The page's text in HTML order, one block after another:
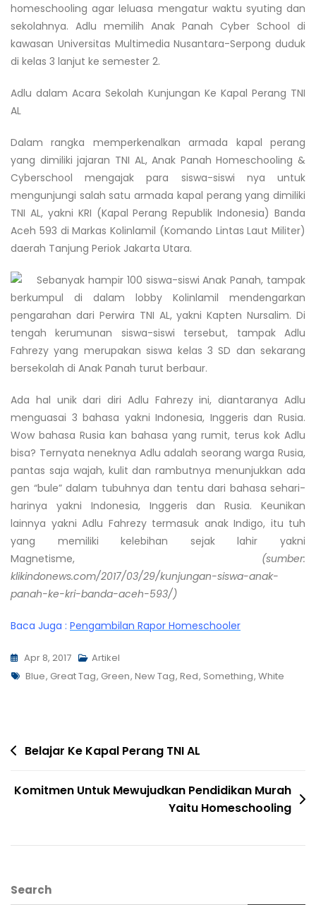
homeschooling agar leluasa mengatur waktu syuting dan
sekolahnya. Adlu memilih Anak Panah Cyber School di
kawasan Universitas Multimedia Nusantara-Serpong duduk
di kelas 3 lanjut ke semester 2.
Adlu dalam Acara Sekolah Kunjungan Ke Kapal Perang TNI
AL
Dalam rangka memperkenalkan armada kapal perang
yang dimiliki jajaran TNI AL, Anak Panah Homeschooling &
Cyberschool mengajak para siswa-siswi nya untuk
mengunjungi salah satu armada kapal perang yang dimiliki
TNI AL, yakni KRI (Kapal Perang Republik Indonesia) Banda
Aceh 593 di Markas Kolinlamil (Komando Lintas Laut Militer)
daerah Tanjung Periok Jakarta Utara.
Sebanyak hampir 100 siswa-siswi Anak Panah, tampak
berkumpul di dalam lobby Kolinlamil mendengarkan
pengarahan dari Perwira TNI AL, yakni Kapten Nursalim. Di
tengah kerumunan siswa-siswi tersebut, tampak Adlu
Fahrezy yang merupakan siswa kelas 3 SD dan sekarang
bersekolah di Anak Panah turut berbaur.
Ada hal unik dari diri Adlu Fahrezy ini, diantaranya Adlu
menguasai 3 bahasa yakni Indonesia, Inggeris dan Rusia.
Wow bahasa Rusia kan bahasa yang rumit, terus kok Adlu
bisa? Ternyata neneknya Adlu adalah seorang warga Rusia,
pantas saja wajah, kulit dan rambutnya menunjukkan ada
gen “bule” dalam tubuhnya dan tentu dari bahasa sehari-
harinya yakni Indonesia, Inggeris dan Rusia. Keunikan
lainnya yakni Adlu Fahrezy termasuk anak Indigo, itu tuh
yang memiliki kelebihan sejak lahir yakni
Magnetisme, (sumber:
klikindonews.com/2017/03/29/kunjungan-siswa-anak-
panah-ke-kri-banda-aceh-593/)
Baca Juga : Pengambilan Rapor Homeschooler
Apr 8, 2017
Artikel
Blue, Great Tag, Green, New Tag, Red, Something, White
Belajar Ke Kapal Perang TNI AL
Komitmen Untuk Mewujudkan Pendidikan Murah
Yaitu Homeschooling
Search